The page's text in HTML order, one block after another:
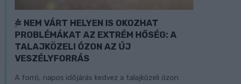
NEM VÁRT HELYEN IS OKOZHAT
PROBLÉMÁKAT AZ EXTRÉM HŐSÉG: A
TALAJKÖZELI ÓZON AZ ÚJ
VESZÉLYFORRÁS
A forró, napos időjárás kedvez a talajközeli ózon